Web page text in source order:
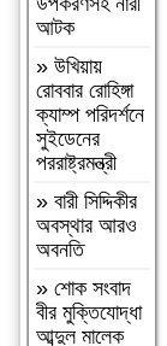
মৃত্যু
দৈনিক ৫০০
টাকা মজুরিসহ চা
শ্রমিক
ইউনিয়নের
নির্বাচনের দাবিতে
কমলগঞ্জে চা-
শ্রমিকদের
মানববন্ধন
»এআই দিয়ে
এমপি নাসের
রহমানের
অশ্লীল ভিডিও
আটক
»উখিয়ায়
রোববার রোহিঙ্গা
ক্যাম্প পরিদর্শনে
সুইডেনের
পররাষ্ট্রমন্ত্রী
»বারী সিদ্দিকীর
অবস্থার আরও
অবনতি
»শোক সংবাদ
বীর মুক্তিযোদ্ধা
আব্দুল মালেক